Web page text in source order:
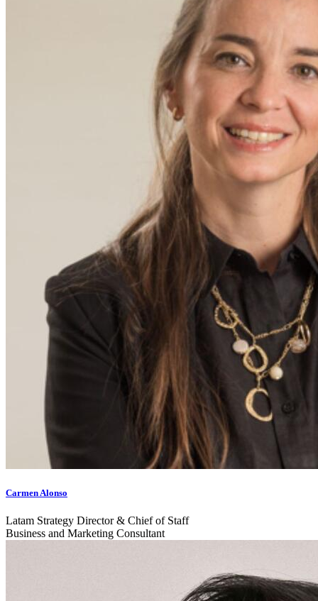
Carmen Alonso
Latam Strategy Director & Chief of Staff
Business and Marketing Consultant